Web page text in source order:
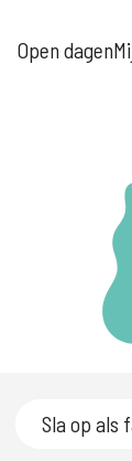
Open dagen
Sla op als